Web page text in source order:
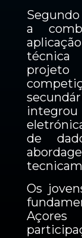
a
técnica
integrou
de
Os
Açores